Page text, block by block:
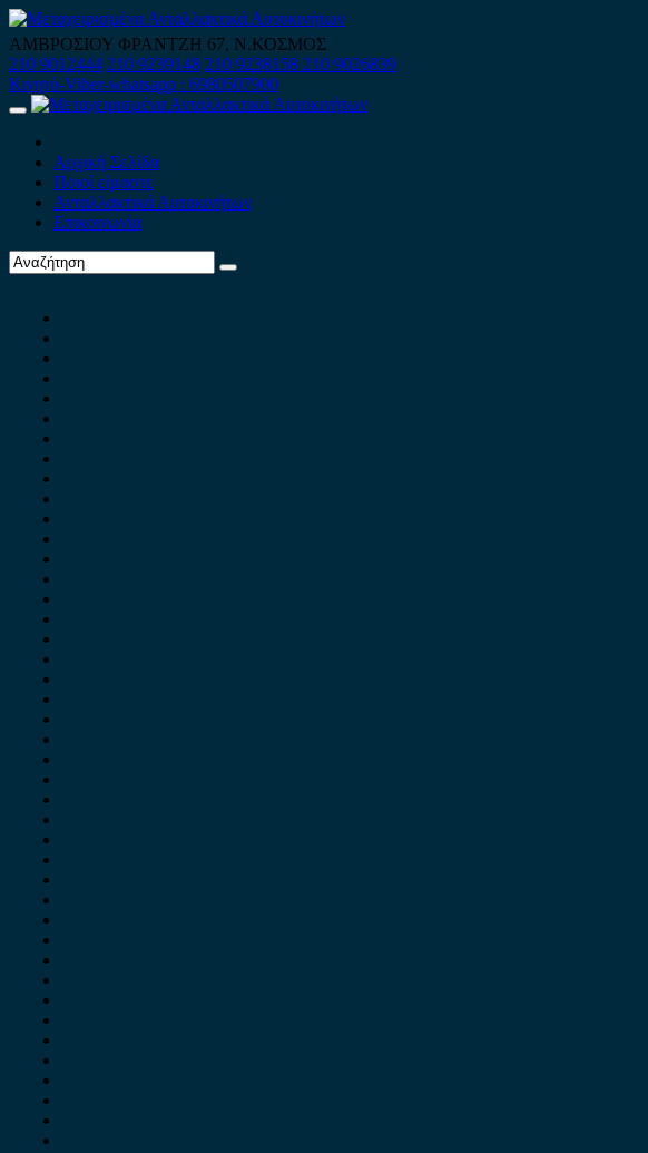
Skip
to
content
ΑΜΒΡΟΣΙΟΥ ΦΡΑΝΤΖΗ 67, Ν.ΚΟΣΜΟΣ
210 9012444 210 9239148 210 9238158 210 9026839
Κινητό-Viber-whatsapp : 6980507900
Primary
Αρχική Σελίδα
Ποιοί είμαστε
Ανταλλακτικά Αυτοκινήτων
Επικοινωνία